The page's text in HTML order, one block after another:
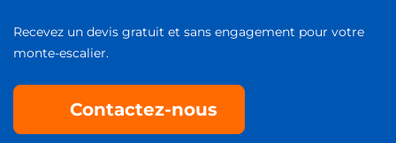
Recevez un devis gratuit et sans engagement pour votre
monte-escalier.
Contactez-nous